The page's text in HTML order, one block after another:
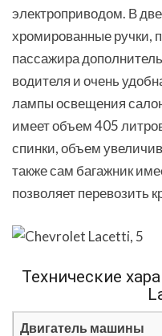
электроприводом. В
хромированные ручки,
пассажира
водителя и очень
лампы освещения
имеет объем 405
спинки, объем
также сам багажник
позволяет перевозить
Технические
Двигатель машины